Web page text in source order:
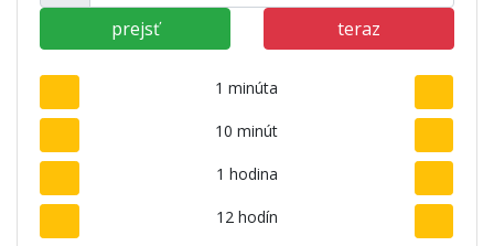
prejsť teraz
1 minúta
10 minút
1 hodina
12 hodín